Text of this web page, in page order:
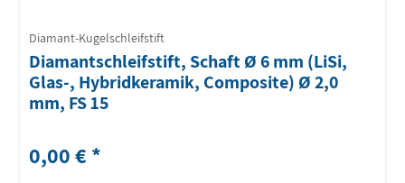
Diamant-Kugelschleifstift
Diamantschleifstift, Schaft Ø 6 mm (LiSi,
Glas-, Hybridkeramik, Composite) Ø 2,0
mm, FS 15
0,00 € *